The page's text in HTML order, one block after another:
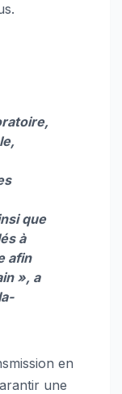
que
à
afin
», a
en
une